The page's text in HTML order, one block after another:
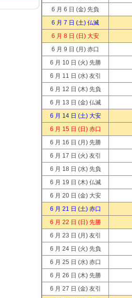
6 月 6 日 (金) 先負
6 月 7 日 (土) 仏滅
6 月 8 日 (日) 大安
6 月 9 日 (月) 赤口
6 月 10 日 (火) 先勝
6 月 11 日 (水) 友引
6 月 12 日 (木) 先負
6 月 13 日 (金) 仏滅
6 月 14 日 (土) 大安
6 月 15 日 (日) 赤口
6 月 16 日 (月) 先勝
6 月 17 日 (火) 友引
6 月 18 日 (水) 先負
6 月 19 日 (木) 仏滅
6 月 20 日 (金) 大安
6 月 21 日 (土) 赤口
6 月 22 日 (日) 先勝
6 月 23 日 (月) 友引
6 月 24 日 (火) 先負
6 月 25 日 (水) 赤口
6 月 26 日 (木) 先勝
6 月 27 日 (金) 友引